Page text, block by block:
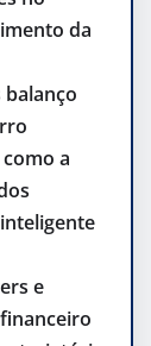
da
balanço
a
e